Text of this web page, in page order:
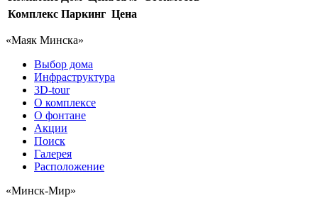
Комплекс Паркинг Цена
«Маяк Минска»
Выбор дома
Инфраструктура
3D-tour
О комплексе
О фонтане
Акции
Поиск
Галерея
Расположение
«Минск-Мир»